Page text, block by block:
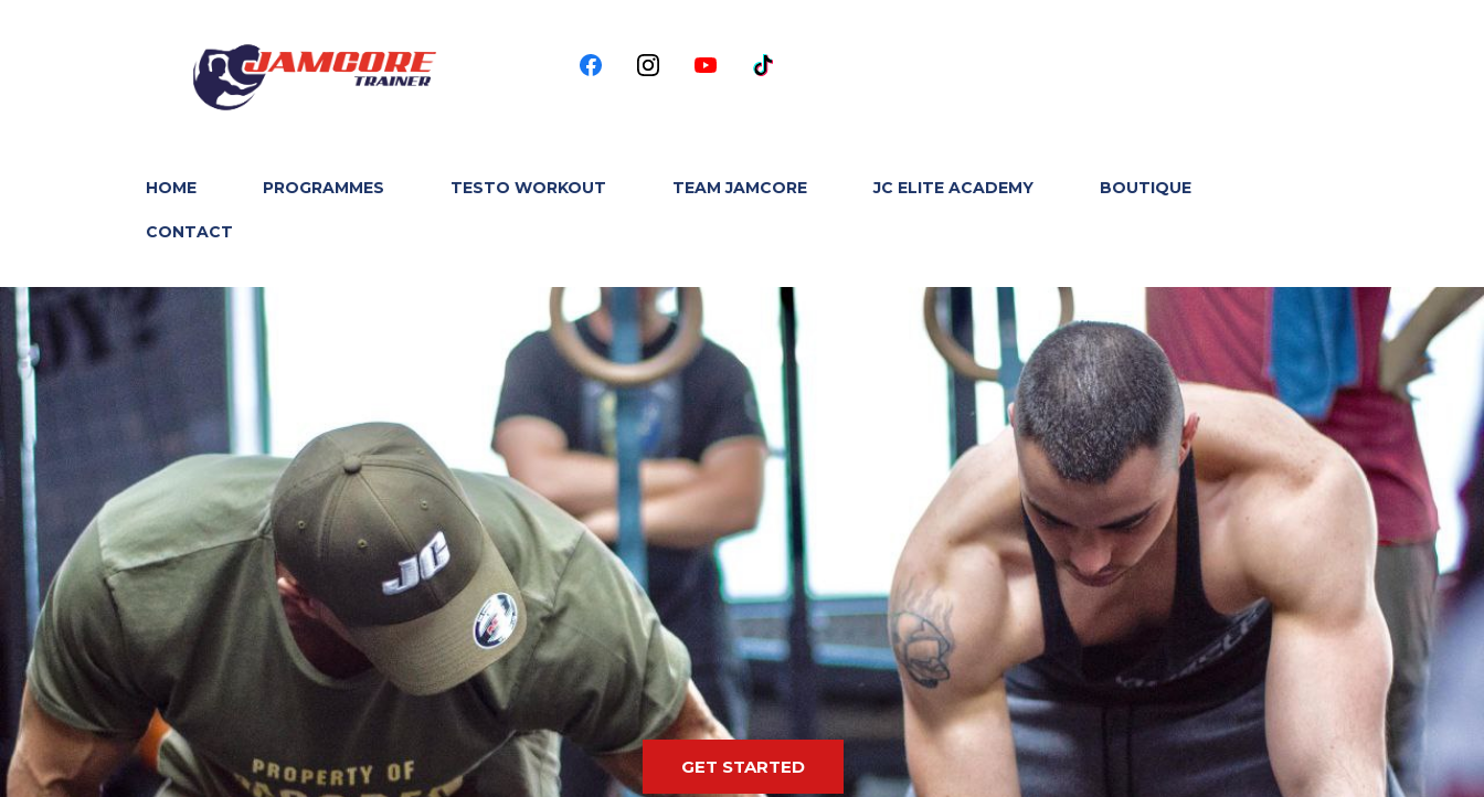
HOME PROGRAMMES TESTO WORKOUT TEAM JAMCORE JC ELITE ACADEMY BOUTIQUE
CONTACT
GET STARTED